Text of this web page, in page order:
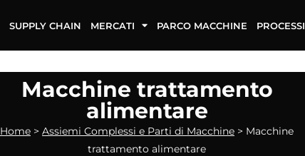
SUPPLY CHAIN MERCATI PARCO MACCHINE PROCESSI
Macchine trattamento
alimentare
Home > Assiemi Complessi e Parti di Macchine > Macchine
trattamento alimentare